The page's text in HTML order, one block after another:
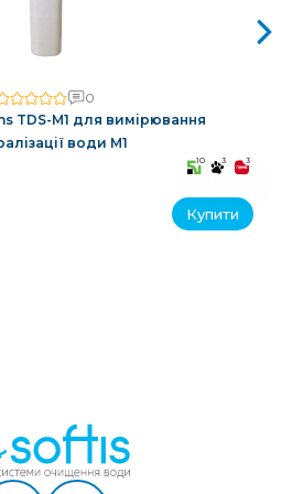
0
TDS-M1 для вимірювання
води M1
10 3 3
Купити